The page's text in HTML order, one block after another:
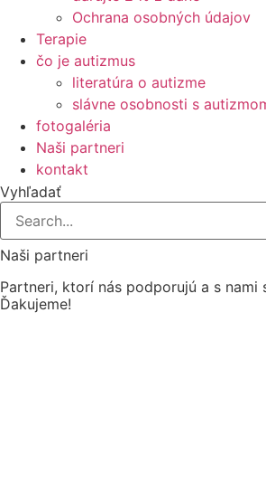
Ochrana osobných údajov
Terapie
čo je autizmus
literatúra o autizme
slávne osobnosti s
fotogaléria
Naši partneri
kontakt
Vyhľadať
Naši partneri
Partneri, ktorí nás podporujú a s nami
Ďakujeme!